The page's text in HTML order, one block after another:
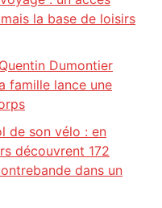
la base de loisirs
Dumontier
famille lance une
de son vélo : en
découvrent 172
dans un